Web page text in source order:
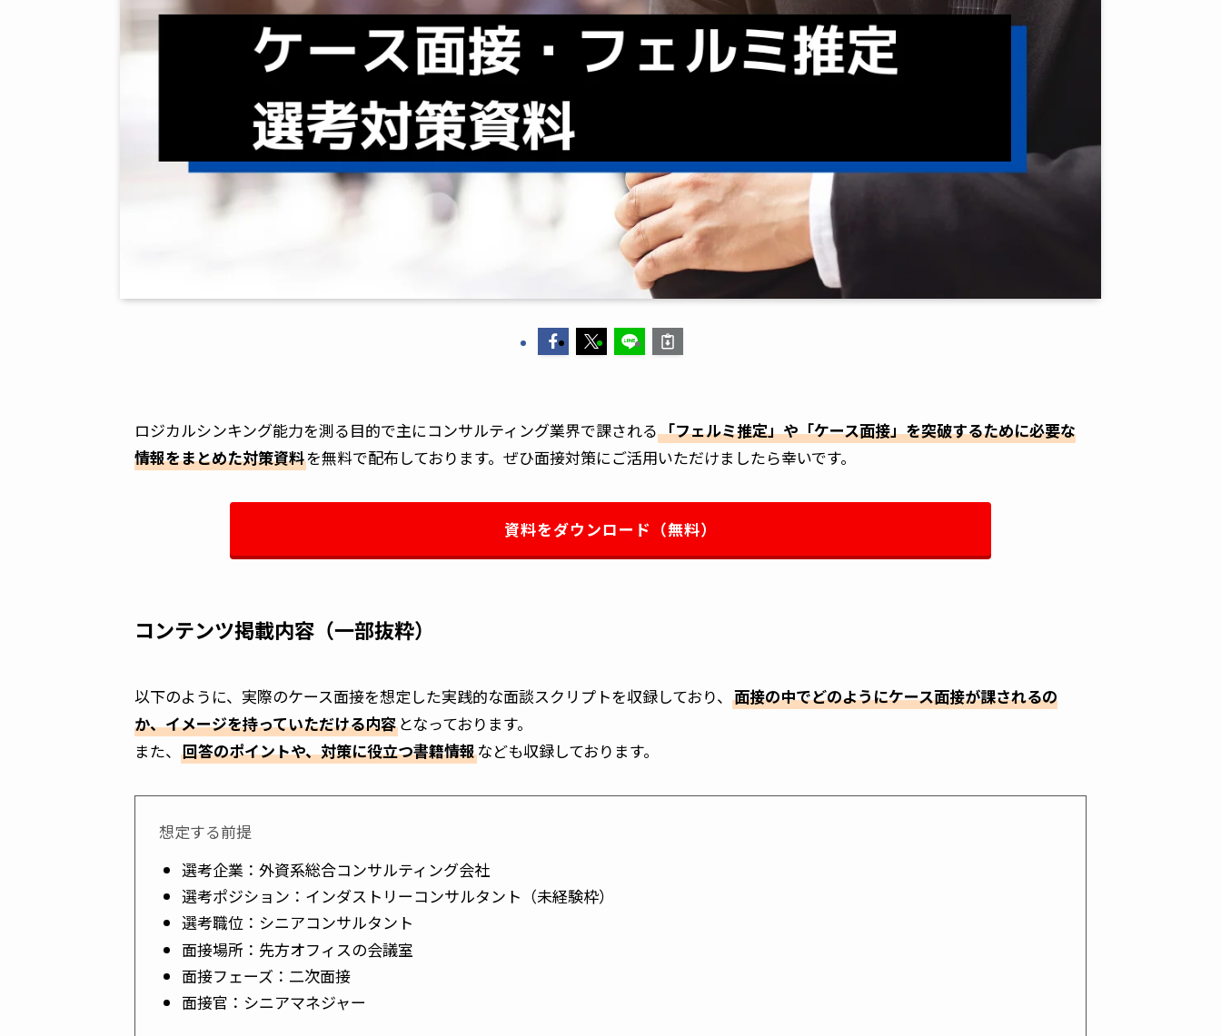
ロジカルシンキング能力を測る目的で主にコンサルティング業界で課される「フェルミ推定」や「ケース面接」を突破するために必要な
情報をまとめた対策資料を無料で配布しております。ぜひ面接対策にご活用いただけましたら幸いです。
資料をダウンロード（無料）
コンテンツ掲載内容（一部抜粋）
以下のように、実際のケース面接を想定した実践的な面談スクリプトを収録しており、 面接の中でどのようにケース面接が課されるの
か、イメージを持っていただける内容 となっております。
また、 回答のポイントや、対策に役立つ書籍情報なども収録しております。
想定する前提
選考企業：外資系総合コンサルティング会社
選考ポジション：インダストリーコンサルタント（未経験枠）
選考職位：シニアコンサルタント
面接場所：先方オフィスの会議室
面接フェーズ：二次面接
面接官：シニアマネジャー